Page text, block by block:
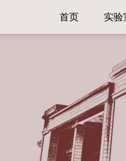
首页 实验